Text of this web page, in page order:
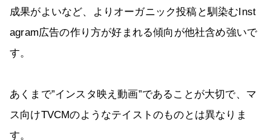
成果がよいなど、よりオーガニック投稿と馴染むInst
agram広告の作り方が好まれる傾向が他社含め強いで
す。
あくまで”インスタ映え動画”であることが大切で、マ
ス向けTVCMのようなテイストのものとは異なりま
す。